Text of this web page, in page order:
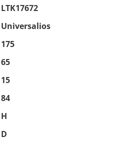
LTK17672
Universalios
175
65
15
84
H
D